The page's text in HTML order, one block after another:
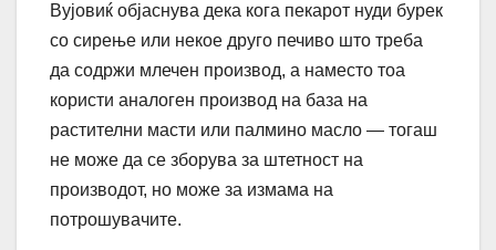
Вујовиќ објаснува дека кога пекарот нуди бурек
со сирење или некое друго печиво што треба
да содржи млечен производ, а наместо тоа
користи аналоген производ на база на
растителни масти или палмино масло — тогаш
не може да се зборува за штетност на
производот, но може за измама на
потрошувачите.